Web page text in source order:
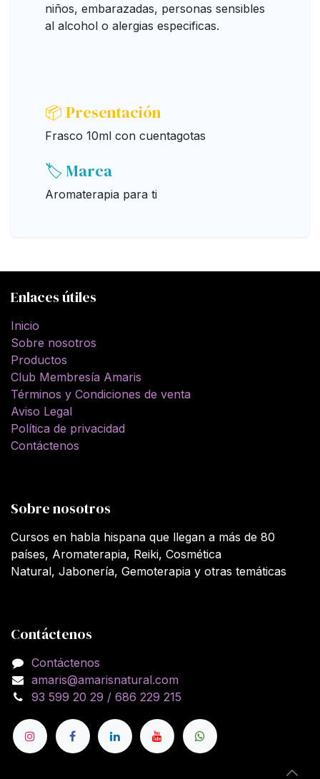
niños, embarazadas, personas sensibles
al alcohol o alergias especificas.
📦 Presentación
Frasco 10ml con cuentagotas
🏷️ Marca
Aromaterapia para ti
Enlaces útiles
Inicio
Sobre nosotros
Productos
Club Membresía Amaris
Términos y Condiciones de venta
Aviso Legal
Política de privacidad
Contáctenos
Sobre nosotros
Cursos en habla hispana que llegan a más de 80
países, Aromaterapia, Reiki, Cosmética
Natural, Jabonería, Gemoterapia y otras temáticas
Contáctenos
Contáctenos
amaris@amarisnatural.com
93 599 20 29 / 686 229 215